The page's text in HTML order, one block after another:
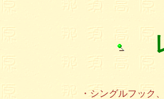
・シングルフック